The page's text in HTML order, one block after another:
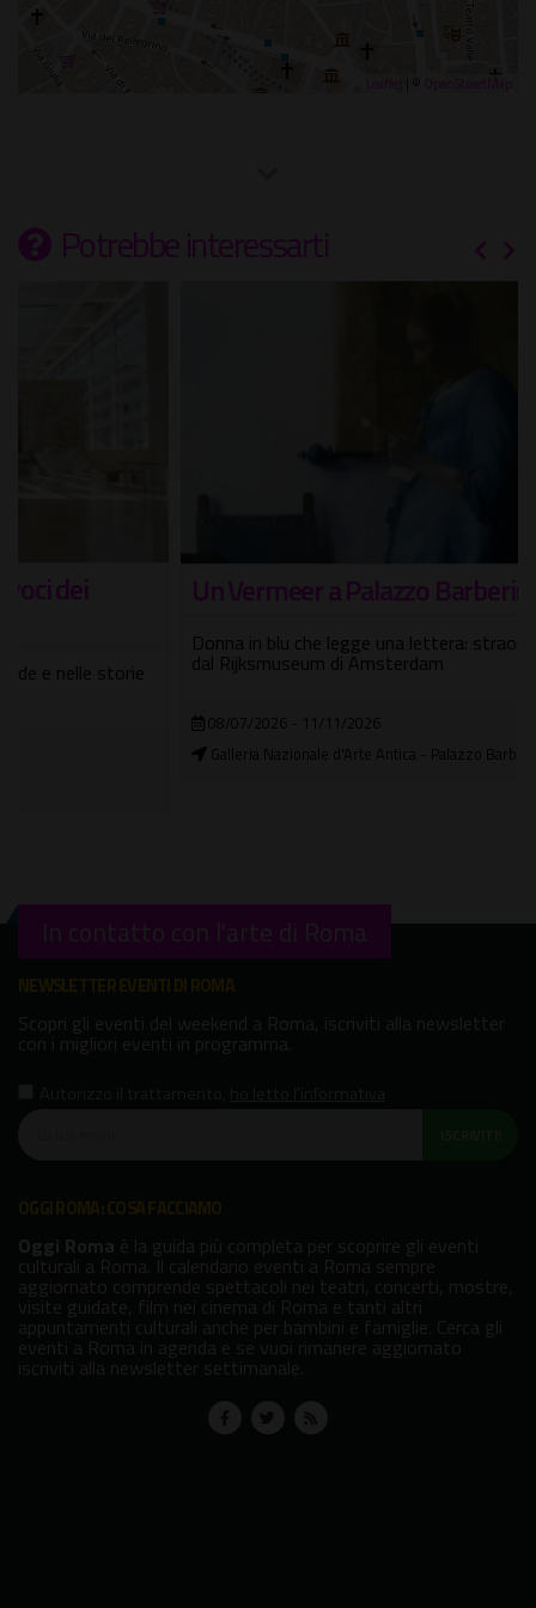
Potrebbe interessarti
Un Vermeer a Palazzo Barberini
Donna in blu che legge una lettera: straordinario prestito
dal Rijksmuseum di Amsterdam
08/07/2026 - 11/11/2026
Galleria Nazionale d'Arte Antica - Palazzo Barberini
In contatto con l'arte di Roma